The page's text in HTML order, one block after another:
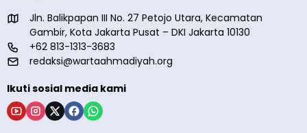
Jln. Balikpapan III No. 27 Petojo Utara, Kecamatan
Gambir, Kota Jakarta Pusat – DKI Jakarta 10130
+62 813-1313-3683
redaksi@wartaahmadiyah.org
Ikuti sosial media kami